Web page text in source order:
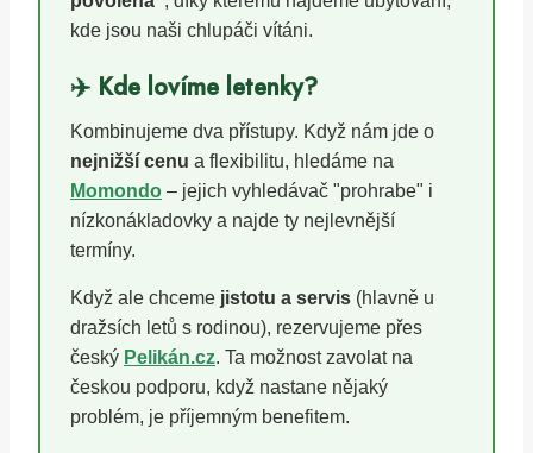
kde jsou naši chlupáči vítáni.
✈️ Kde lovíme letenky?
Kombinujeme dva přístupy. Když nám jde o
nejnižší cenu a flexibilitu, hledáme na
Momondo – jejich vyhledávač "prohrabe" i
nízkonákladovky a najde ty nejlevnější
termíny.
Když ale chceme jistotu a servis (hlavně u
dražsích letů s rodinou), rezervujeme přes
český Pelikán.cz. Ta možnost zavolat na
českou podporu, když nastane nějaký
problém, je příjemným benefitem.